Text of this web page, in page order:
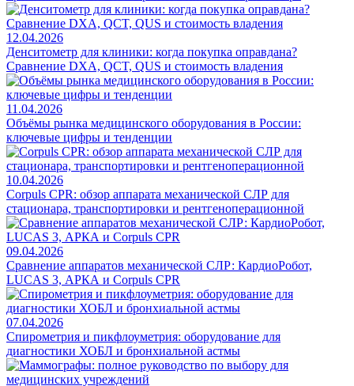
12.04.2026
Денситометр для клиники: когда покупка оправдана?
Сравнение DXA, QCT, QUS и стоимость владения
11.04.2026
Объёмы рынка медицинского оборудования в России:
ключевые цифры и тенденции
10.04.2026
Corpuls CPR: обзор аппарата механической СЛР для
стационара, транспортировки и рентгеноперационной
09.04.2026
Сравнение аппаратов механической СЛР: КардиоРобот,
LUCAS 3, АРКА и Corpuls CPR
07.04.2026
Спирометрия и пикфлоуметрия: оборудование для
диагностики ХОБЛ и бронхиальной астмы